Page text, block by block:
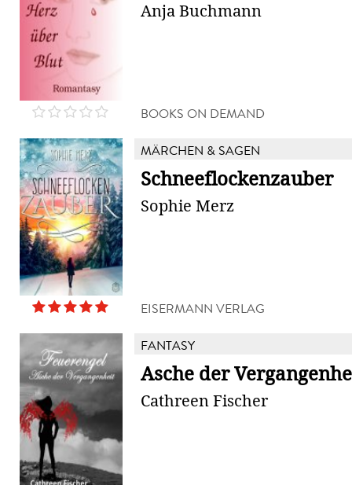
Anja Buchmann
BOOKS ON DEMAND
MÄRCHEN & SAGEN
Schneeflockenzauber
Sophie Merz
EISERMANN VERLAG
FANTASY
Asche der
Cathreen Fischer